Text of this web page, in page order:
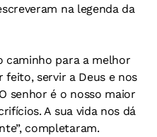
na legenda da
caminho para a melhor
feito, servir a Deus e nos
senhor é o nosso maior
A sua vida nos dá
completaram.